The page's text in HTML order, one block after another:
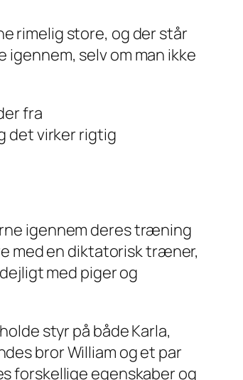
rimelig store, og der står
igennem, selv om man ikke
fra
det virker rigtig
igennem deres træning
med en diktatorisk træner,
med piger og
styr på både Karla,
bror William og et par
forskellige egenskaber og